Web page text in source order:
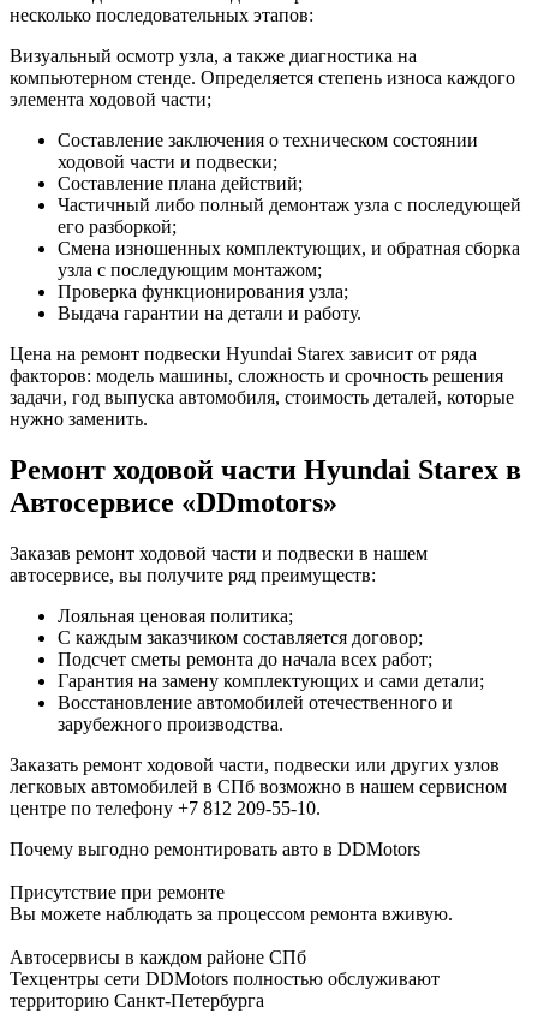
несколько последовательных этапов:
Визуальный осмотр узла, а также диагностика на
компьютерном стенде. Определяется степень износа каждого
элемента ходовой части;
Составление заключения о техническом состоянии
ходовой части и подвески;
Составление плана действий;
Частичный либо полный демонтаж узла с последующей
его разборкой;
Смена изношенных комплектующих, и обратная сборка
узла с последующим монтажом;
Проверка функционирования узла;
Выдача гарантии на детали и работу.
Цена на ремонт подвески Hyundai Starex зависит от ряда
факторов: модель машины, сложность и срочность решения
задачи, год выпуска автомобиля, стоимость деталей, которые
нужно заменить.
Ремонт ходовой части Hyundai Starex в
Автосервисе «DDmotors»
Заказав ремонт ходовой части и подвески в нашем
автосервисе, вы получите ряд преимуществ:
Лояльная ценовая политика;
С каждым заказчиком составляется договор;
Подсчет сметы ремонта до начала всех работ;
Гарантия на замену комплектующих и сами детали;
Восстановление автомобилей отечественного и
зарубежного производства.
Заказать ремонт ходовой части, подвески или других узлов
легковых автомобилей в СПб возможно в нашем сервисном
центре по телефону +7 812 209-55-10.
Почему выгодно ремонтировать авто в DDMotors
Присутствие при ремонте
Вы можете наблюдать за процессом ремонта вживую.
Автосервисы в каждом районе СПб
Техцентры сети DDMotors полностью обслуживают
территорию Санкт-Петербурга